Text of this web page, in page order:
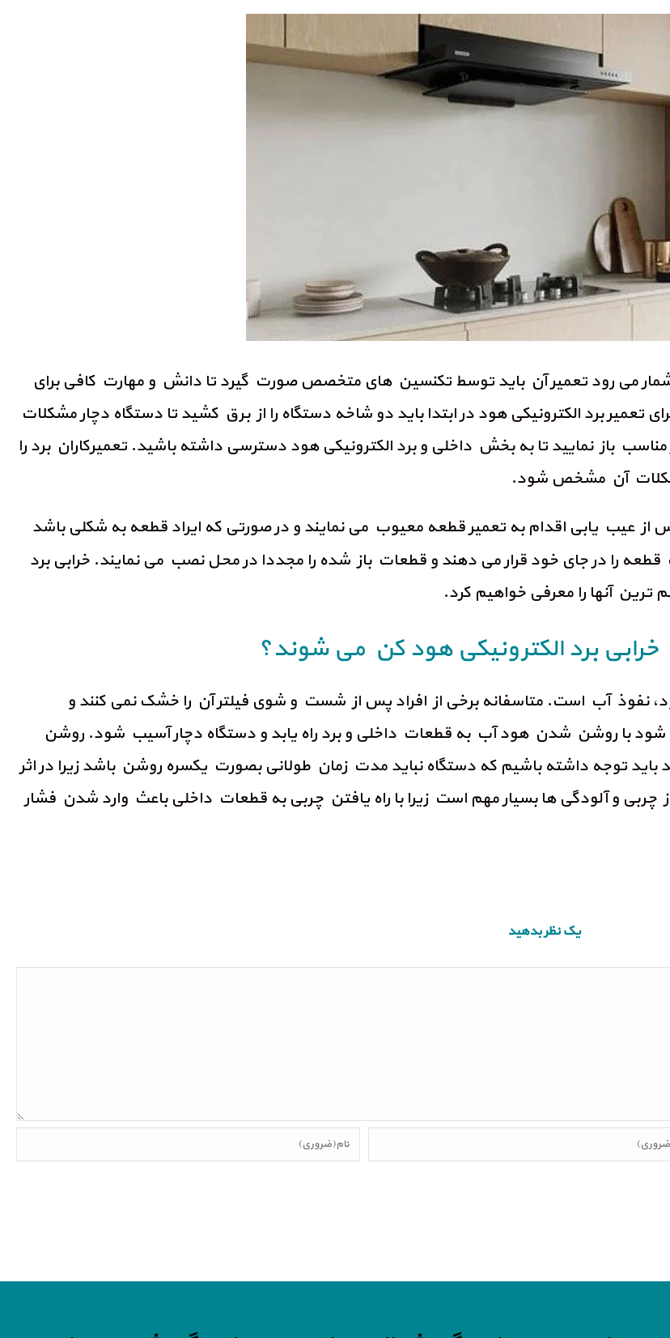
بشمار می رود تعمیر آن باید توسط تکنسین های متخصص صورت گیرد تا دانش و مهارت کافی برای
تعمیر برد الکترونیکی هود در ابتدا باید دو شاخه دستگاه را از برق کشید تا دستگاه دچار مشکلات
مناسب باز نمایید تا به بخش داخلی و برد الکترونیکی هود دسترسی داشته باشید. تعمیرکاران برد را
آن مشخص شود.
از عیب یابی اقدام به تعمیر قطعه معیوب می نمایند و در صورتی که ایراد قطعه به شکلی باشد
را در جای خود قرار می دهند و قطعات باز شده را مجددا در محل نصب می نمایند. خرابی برد
ترین آنها را معرفی خواهیم کرد.
برد الکترونیکی هود کن می شوند؟
نفوذ آب است. متاسفانه برخی از افراد پس از شست و شوی فیلتر آن را خشک نمی کنند و
با روشن شدن هود آب به قطعات داخلی و برد راه یابد و دستگاه دچار آسیب شود. روشن
توجه داشته باشیم که دستگاه نباید مدت زمان طولانی بصورت یکسره روشن باشد زیرا در اثر
و آلودگی ها بسیار مهم است زیرا با راه یافتن چربی به قطعات داخلی باعث وارد شدن فشار
یک نظر بدهید